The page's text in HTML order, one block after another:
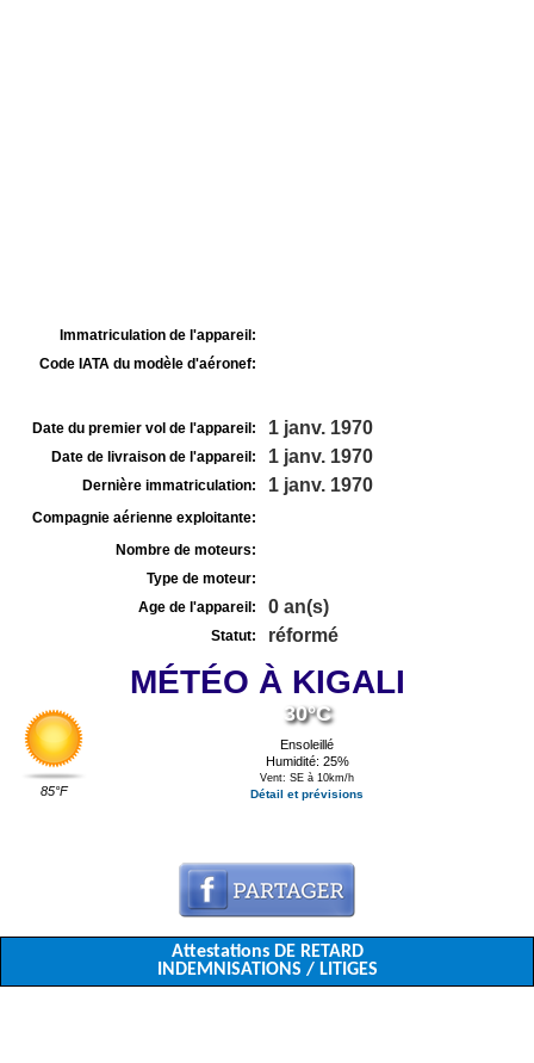
Immatriculation de l'appareil:
Code IATA du modèle d'aéronef:
Date du premier vol de l'appareil: 1 janv. 1970
Date de livraison de l'appareil: 1 janv. 1970
Dernière immatriculation: 1 janv. 1970
Compagnie aérienne exploitante:
Nombre de moteurs:
Type de moteur:
Age de l'appareil:
0 an(s)
Statut: réformé
MÉTÉO À KIGALI
85°F
30°C
Ensoleillé
Humidité: 25%
Vent: SE à 10km/h
Détail et prévisions
Attestations DE RETARD
INDEMNISATIONS / LITIGES